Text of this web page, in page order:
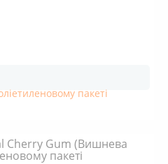
Cherry Gum (Вишнева
пакеті